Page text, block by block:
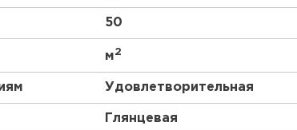
50
м2
Удовлетворительная
Глянцевая